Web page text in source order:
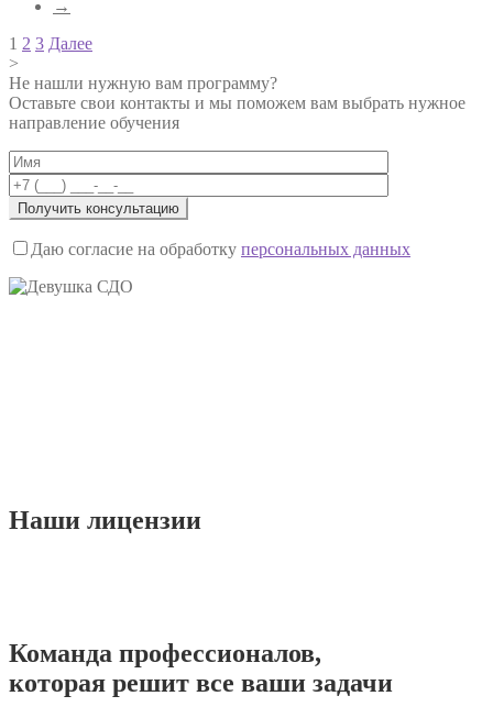
→
Навигация
по
записям
1 2 3 Далее
>
Не нашли нужную вам программу?
Оставьте свои контакты и мы поможем вам выбрать нужное
направление обучения
Даю согласие на обработку персональных данных
Наши лицензии
Команда профессионалов,
которая решит все ваши задачи